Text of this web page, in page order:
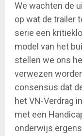
We wachten de
op wat de trailer
serie een
model van het
stellen we ons
verwezen
consensus dat
het VN-Verdrag
met een
onderwijs